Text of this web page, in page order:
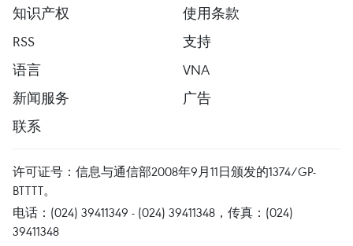
知识产权
使用条款
RSS
支持
语言
VNA
新闻服务
广告
联系
许可证号：信息与通信部2008年9月11日颁发的1374/GP-
BTTTT。
电话：(024) 39411349 - (024) 39411348，传真：(024)
39411348